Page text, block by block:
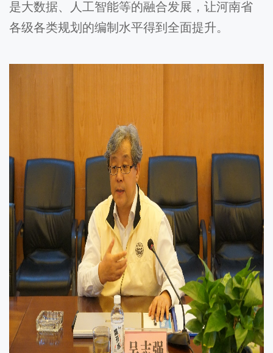
是大数据、人工智能等的融合发展，让河南省
各级各类规划的编制水平得到全面提升。